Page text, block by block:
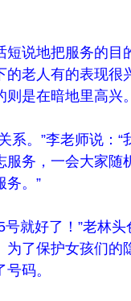
说地把服务的目
的老人有的表现很
是在暗地里高兴。
。”李老师说：“
服务，一会大家随
务。”
就好了！”老林头
为了保护女孩们的
码。